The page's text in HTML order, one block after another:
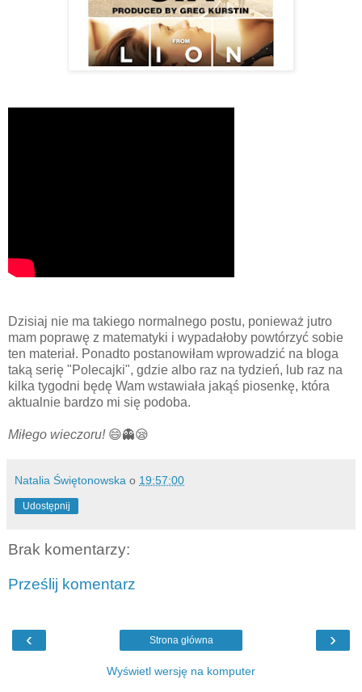
Dzisiaj nie ma takiego normalnego postu, ponieważ jutro
mam poprawę z matematyki i wypadałoby powtórzyć sobie
ten materiał. Ponadto postanowiłam wprowadzić na bloga
taką serię "Polecajki", gdzie albo raz na tydzień, lub raz na
kilka tygodni będę Wam wstawiała jakąś piosenkę, która
aktualnie bardzo mi się podoba.
Miłego wieczoru! 😄👻😪
Natalia Świętonowska o 19:57:00
Udostępnij
Brak komentarzy:
Prześlij komentarz
‹ ›
Strona główna
Wyświetl wersję na komputer